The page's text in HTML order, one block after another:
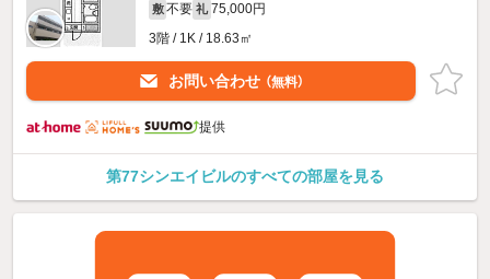
敷 不要 礼 75,000円
3階 / 1K / 18.63㎡
お問い合わせ （無料）
提供
第77シンエイビルのすべての部屋を見る